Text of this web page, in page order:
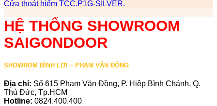
Cửa thoát hiểm TCC.P1G-SILVER.
HỆ THỐNG SHOWROOM
SAIGONDOOR
SHOWROM BÌNH LỢI – PHẠM VĂN ĐỒNG
Địa chỉ: Số 615 Phạm Văn Đồng, P. Hiệp Bình Chánh, Q.
Thủ Đức, Tp.HCM
Hotline: 0824.400.400